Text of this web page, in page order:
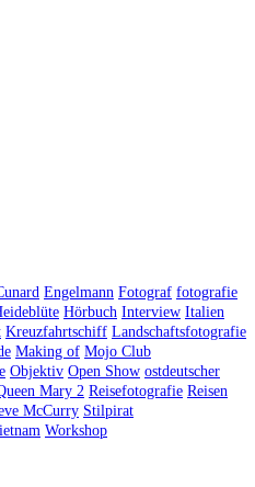
Engelmann Fotograf fotografie
Hörbuch Interview Italien
Kreuzfahrtschiff Landschaftsfotografie
Making of Mojo Club
Objektiv Open Show ostdeutscher
Mary 2 Reisefotografie Reisen
McCurry Stilpirat
Workshop